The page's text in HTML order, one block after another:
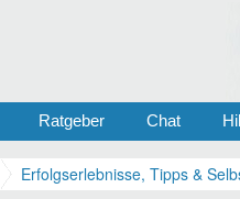
Ratgeber Chat
Erfolgserlebnisse, Tipps &